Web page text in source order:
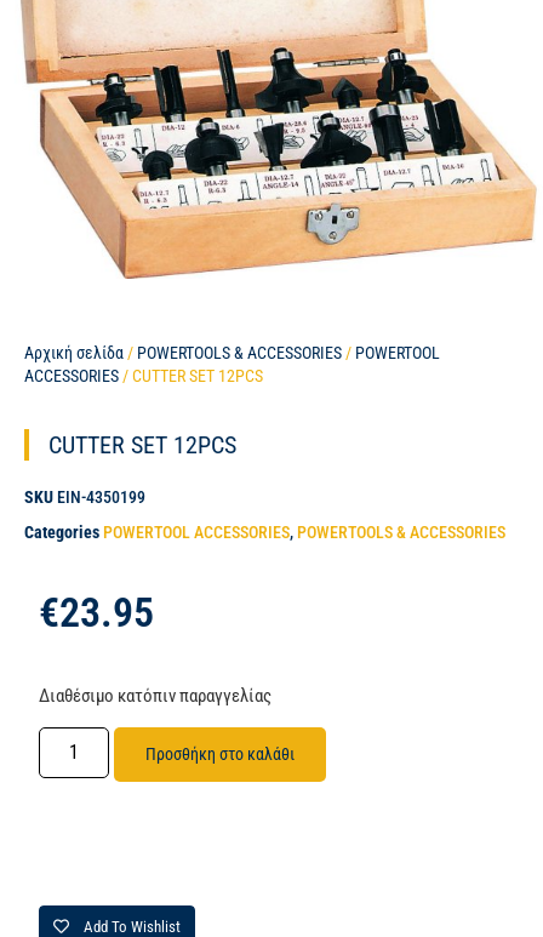
Αρχική σελίδα / POWERTOOLS & ACCESSORIES / POWERTOOL
ACCESSORIES / CUTTER SET 12PCS
CUTTER SET 12PCS
SKU EIN-4350199
Categories POWERTOOL ACCESSORIES, POWERTOOLS & ACCESSORIES
€23.95
Διαθέσιμο κατόπιν παραγγελίας
Προσθήκη στο καλάθι
Add To Wishlist